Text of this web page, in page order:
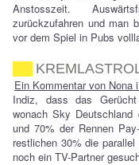
Anstosszeit.
zurückzufahren und man
vor dem Spiel in Pubs
Ein Kommentar von Nona
Indiz, dass das
wonach Sky
und 70% der Rennen
restlichen 30% die
noch ein TV-Partner